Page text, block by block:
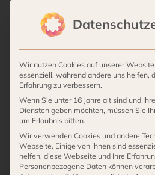
TUOKSU-
Graphite
Größe
S
Menge
Beschreibung
Farbe: Sharkskin
Material: Glas , MDF
Höhe: 9 cm, Breite: 7
Größe: S
Wir nutzen Cookies auf unserer
essenziell, während andere uns helfen,
Erfahrung zu verbessern.
Wenn Sie unter 16 Jahre alt sind und
Diensten geben möchten, müssen Sie
um Erlaubnis bitten.
Wir verwenden Cookies und andere
Webseite. Einige von ihnen sind
helfen, diese Webseite und Ihre
Personenbezogene Daten können